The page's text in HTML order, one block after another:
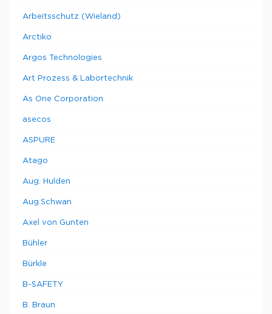
Arbeitsschutz (Wieland)
Arctiko
Argos Technologies
Art Prozess & Labortechnik
As One Corporation
asecos
ASPURE
Atago
Aug. Hulden
Aug.Schwan
Axel von Gunten
Bühler
Bürkle
B-SAFETY
B. Braun